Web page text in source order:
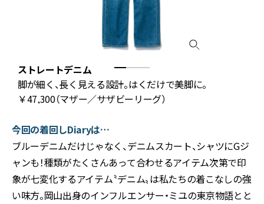
ストレートデニム
脚が細く、長く見える設計。はくだけで美脚に。
￥47,300（マザー／サザビーリーグ）
今回の着回しDiaryは…
ブルーデニムだけじゃなく、デニムスカート、シャツにGジ
ャンも！種類がたくさんあって合わせるアイテム次第で印
象が七変化するアイテム〝デニム〟は私たちの着こなしの強
い味方。岡山出身のインフルエンサー・ミユの東京物語とと